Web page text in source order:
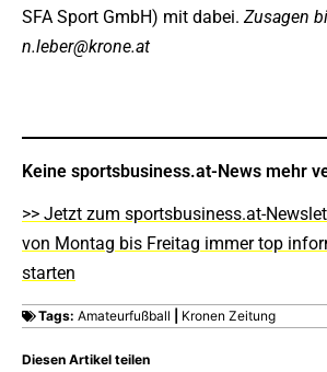
Diesen Artikel teilen
SFA Sport GmbH) mit dabei. Zusagen
n.leber@krone.at
Keine sportsbusiness.at-News mehr
>> Jetzt zum sportsbusiness.at-
von Montag bis Freitag immer top
starten
Tags: Amateurfußball Kronen Zeitung